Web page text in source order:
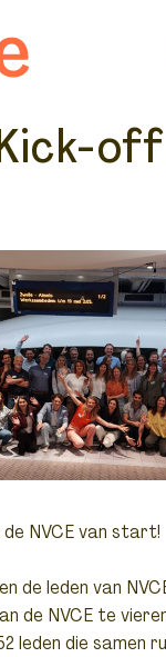
NVCE van start!
de leden van
de NVCE te
leden die samen